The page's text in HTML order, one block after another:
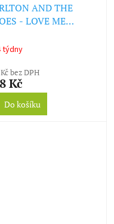
AND THE
- LOVE ME
COLORED) (LP)
týdny
bez DPH
Kč
Do košíku